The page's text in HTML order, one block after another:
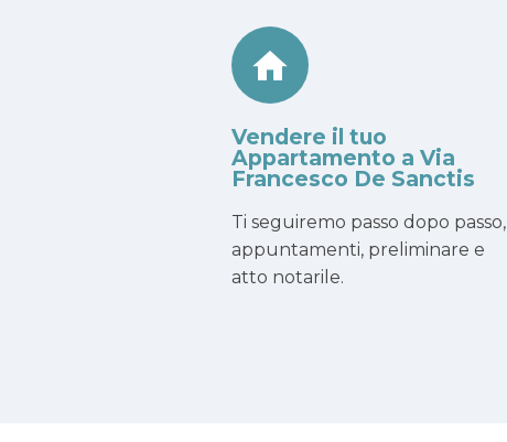
Vendere il tuo
Appartamento a Via
Francesco De Sanctis
Ti seguiremo passo dopo passo,
appuntamenti, preliminare e
atto notarile.